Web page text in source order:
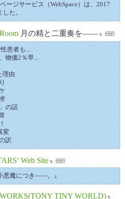
ージサービス（WebSpace）は、2017
た。
月の精と二重奏を――
患者も...
物価2％早...
理由
の話
変
訳
Web Site
悪魔につき――。』
TINY WORLD)